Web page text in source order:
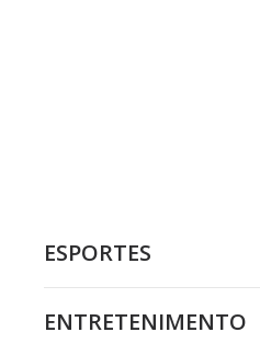
ESPORTES
ENTRETENIMENTO